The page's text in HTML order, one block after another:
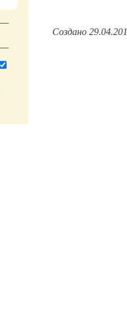
Создано